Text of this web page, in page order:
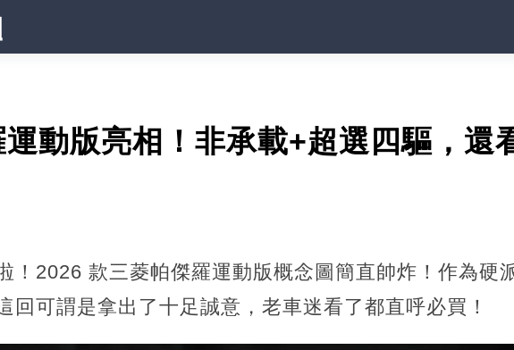
動版亮相！非承載+超選四驅，還
！2026 款三菱帕傑羅運動版概念圖簡直帥炸！作為硬
回可謂是拿出了十足誠意，老車迷看了都直呼必買！